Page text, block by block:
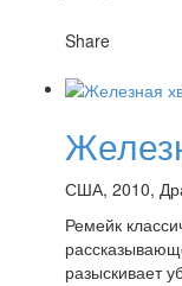
Share
США, 2010,
Ремейк
разыскивает